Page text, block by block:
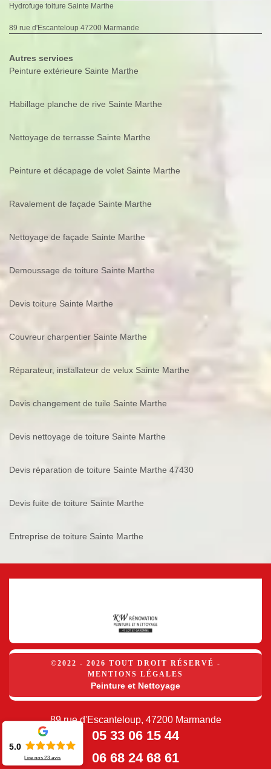
Hydrofuge toiture Sainte Marthe
89 rue d'Escanteloup 47200 Marmande
Autres services
Peinture extérieure Sainte Marthe
Habillage planche de rive Sainte Marthe
Nettoyage de terrasse Sainte Marthe
Peinture et décapage de volet Sainte Marthe
Ravalement de façade Sainte Marthe
Nettoyage de façade Sainte Marthe
Demoussage de toiture Sainte Marthe
Devis toiture Sainte Marthe
Couvreur charpentier Sainte Marthe
Réparateur, installateur de velux Sainte Marthe
Devis changement de tuile Sainte Marthe
Devis nettoyage de toiture Sainte Marthe
Devis réparation de toiture Sainte Marthe 47430
Devis fuite de toiture Sainte Marthe
Entreprise de toiture Sainte Marthe
©2022 - 2026 TOUT DROIT RÉSERVÉ -
MENTIONS LÉGALES
Peinture et Nettoyage
89 rue d'Escanteloup, 47200 Marmande
05 33 06 15 44
06 68 24 68 61
5.0
Lire nos23 avis